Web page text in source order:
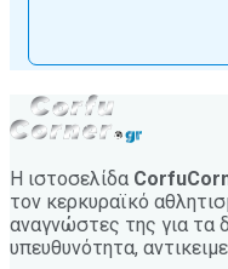
Η ιστοσελίδα
τον κερκυραϊκό
αναγνώστες της για τα
υπευθυνότητα,